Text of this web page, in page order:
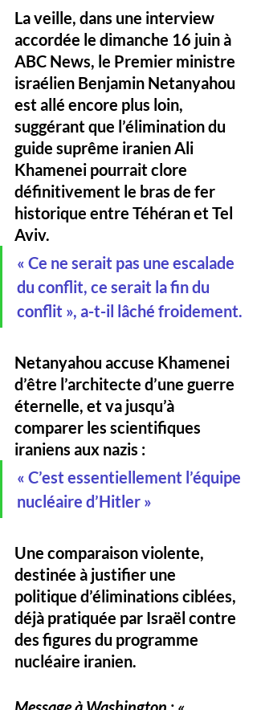
La veille, dans une interview
accordée le dimanche 16 juin à
ABC News, le Premier ministre
israélien Benjamin Netanyahou
est allé encore plus loin,
suggérant que l’élimination du
guide suprême iranien Ali
Khamenei pourrait clore
définitivement le bras de fer
historique entre Téhéran et Tel
Aviv.
« Ce ne serait pas une escalade
du conflit, ce serait la fin du
conflit », a-t-il lâché froidement.
Netanyahou accuse Khamenei
d’être l’architecte d’une guerre
éternelle, et va jusqu’à
comparer les scientifiques
iraniens aux nazis :
« C’est essentiellement l’équipe
nucléaire d’Hitler »
Une comparaison violente,
destinée à justifier une
politique d’éliminations ciblées,
déjà pratiquée par Israël contre
des figures du programme
nucléaire iranien.